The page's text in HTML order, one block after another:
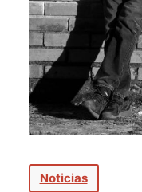
Noticias